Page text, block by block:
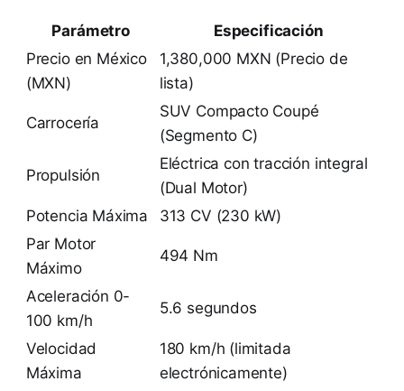
Parámetro
Especificación
Precio en México
(MXN)
1,380,000 MXN (Precio de
lista)
Carrocería
SUV Compacto Coupé
(Segmento C)
Propulsión
Eléctrica con tracción integral
(Dual Motor)
Potencia Máxima
313 CV (230 kW)
Par Motor
Máximo
494 Nm
Aceleración 0-
100 km/h
5.6 segundos
Velocidad
Máxima
180 km/h (limitada
electrónicamente)